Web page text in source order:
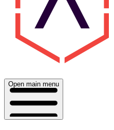
Open main menu